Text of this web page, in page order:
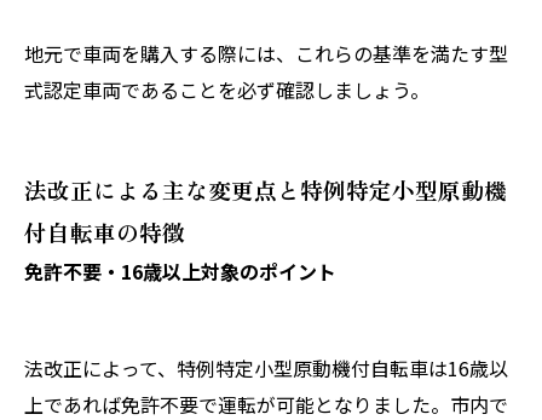
地元で車両を購入する際には、これらの基準を満たす型
式認定車両であることを必ず確認しましょう。
法改正による主な変更点と特例特定小型原動機
付自転車の特徴
免許不要・16歳以上対象のポイント
法改正によって、特例特定小型原動機付自転車は16歳以
上であれば免許不要で運転が可能となりました。市内で